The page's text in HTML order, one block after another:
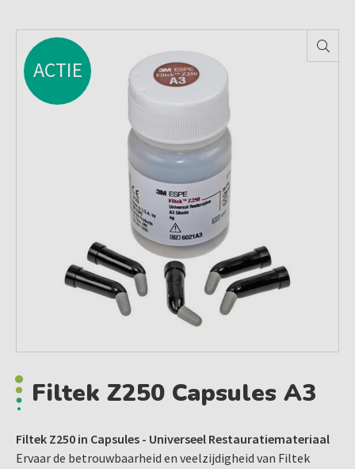
ACTIE
Filtek Z250 Capsules A3
Filtek Z250 in Capsules - Universeel Restauratiemateriaal
Ervaar de betrouwbaarheid en veelzijdigheid van Filtek